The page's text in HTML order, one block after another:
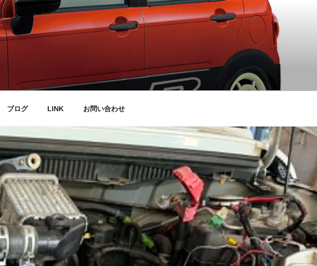
ブログ LINK お問い合わせ